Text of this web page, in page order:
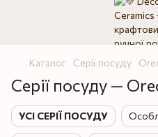
Каталог Серії посуду
Серії посуду —
УСІ СЕРІЇ ПОСУДУ